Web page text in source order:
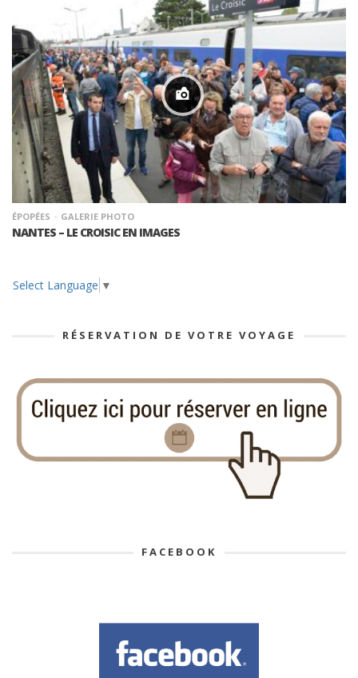
ÉPOPÉES GALERIE PHOTO
NANTES – LE CROISIC EN IMAGES
Select Language ▼
RÉSERVATION DE VOTRE VOYAGE
FACEBOOK